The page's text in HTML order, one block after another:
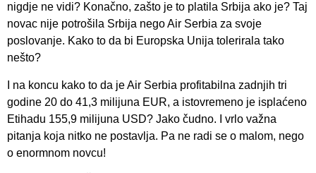
nigdje ne vidi? Konačno, zašto je to platila Srbija ako je? Taj
novac nije potrošila Srbija nego Air Serbia za svoje
poslovanje. Kako to da bi Europska Unija tolerirala tako
nešto?
I na koncu kako to da je Air Serbia profitabilna zadnjih tri
godine 20 do 41,3 milijuna EUR, a istovremeno je isplaćeno
Etihadu 155,9 milijuna USD? Jako čudno. I vrlo važna
pitanja koja nitko ne postavlja. Pa ne radi se o malom, nego
o enormnom novcu!